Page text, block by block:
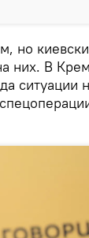
но
них. В
ситуации